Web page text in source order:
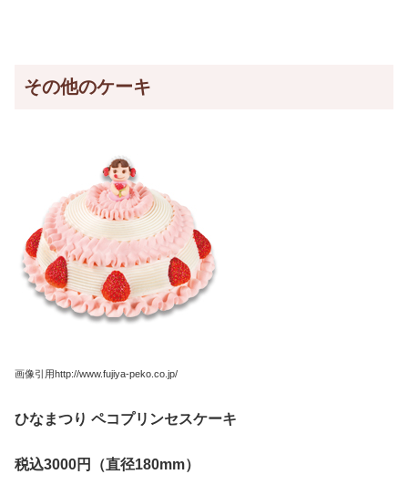
その他のケーキ
画像引用http://www.fujiya-peko.co.jp/
ひなまつり ペコプリンセスケーキ
税込3000円（直径180mm）